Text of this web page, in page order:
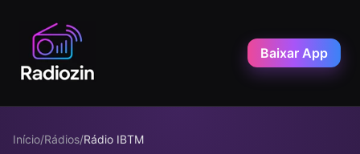
Baixar App
Início/Rádios/Rádio IBTM